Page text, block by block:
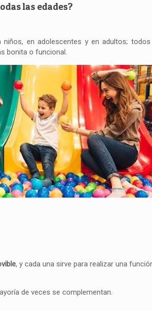
las edades?
niños, en adolescentes y en adultos;
bonita o funcional.
, y cada una sirve para realizar una
de veces se complementan.